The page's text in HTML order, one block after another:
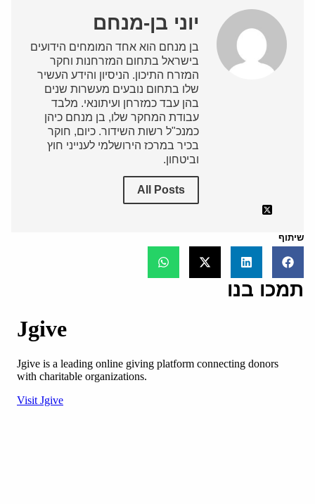
יוני בן-מנחם
בן מנחם הוא אחד המומחים הידועים
בישראל בתחום המזרחנות וחקר
המזרח התיכון. הניסיון והידע העשיר
שלו בתחום נובעים מעשרות שנים
בהן עבד כמזרחן ועיתונאי. מלבד
עבודת המחקר שלו, בן מנחם כיהן
כמנכ"ל רשות השידור. כיום, חוקר
בכיר במרכז הירושלמי לענייני חוץ
וביטחון.
All Posts
שיתוף
תמכו בנו